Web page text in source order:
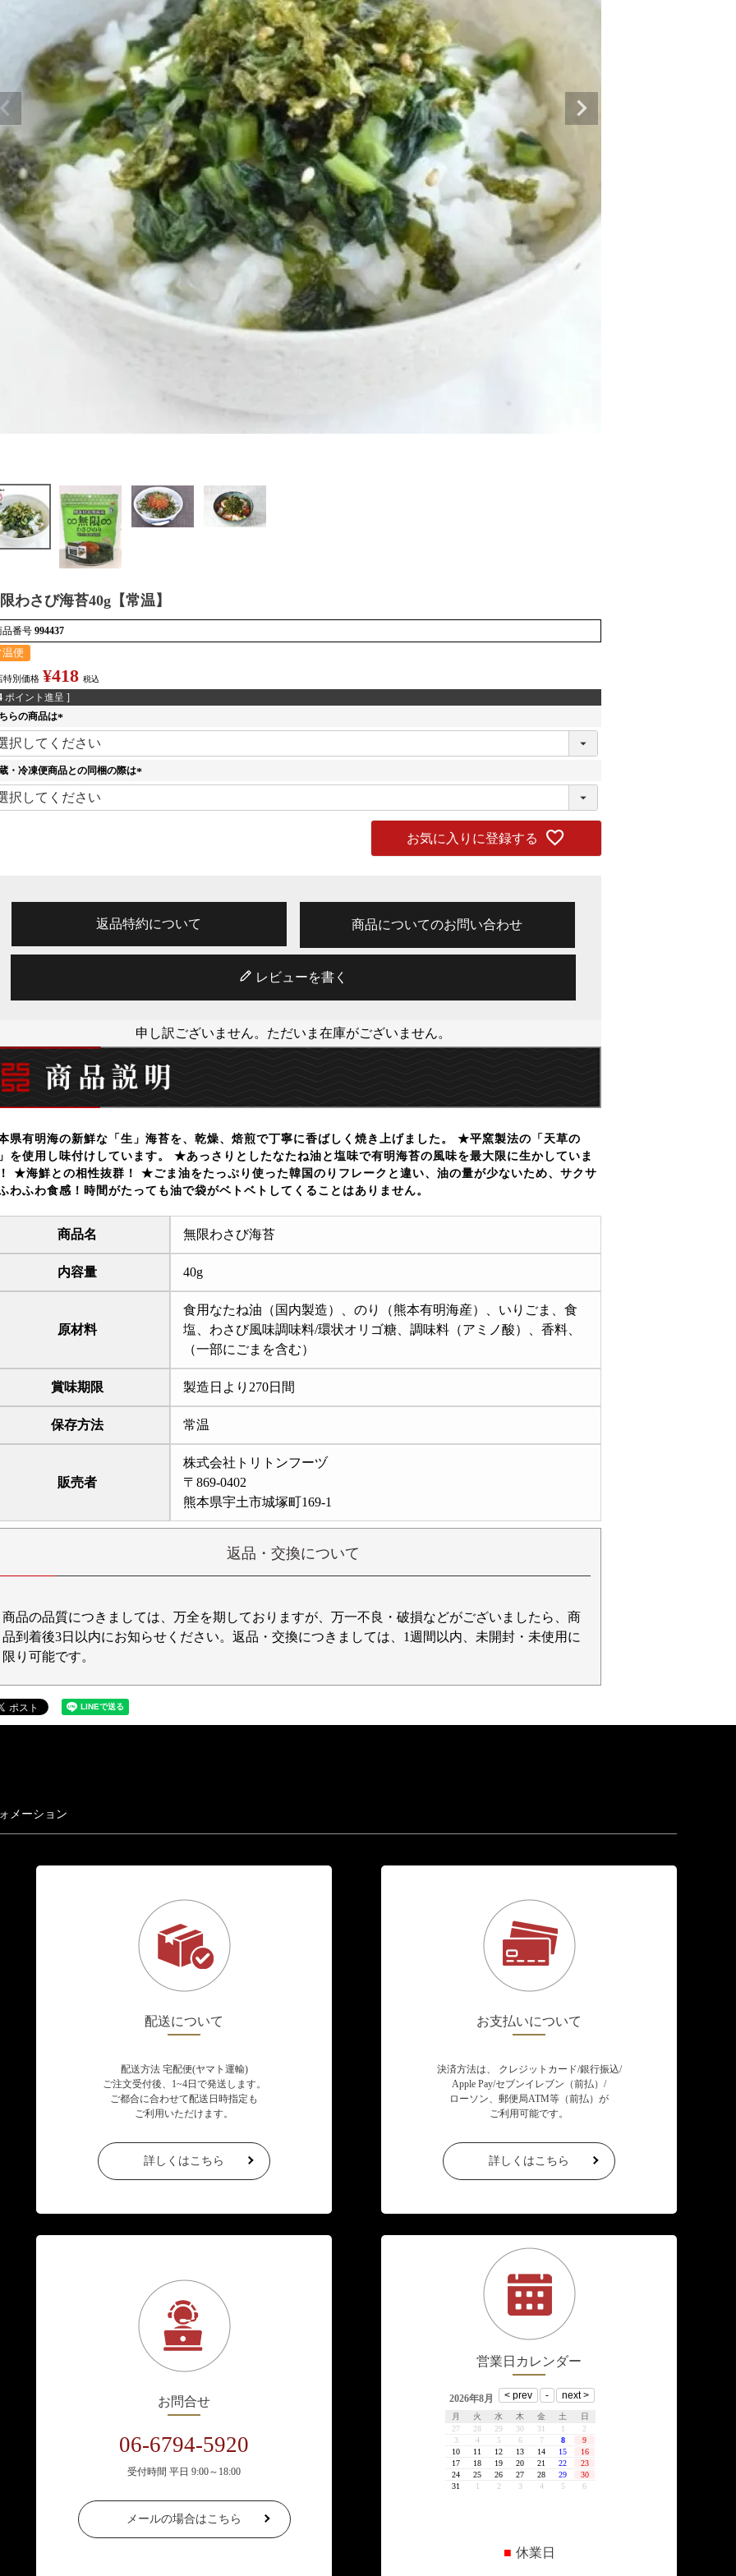
わさび海苔40g【常温】
品番号 994437
温便
特別価格 ¥418 税込
ポイント進呈 ]
らの商品は
(
必
須
)
・冷凍便商品との同梱の際は
(
お気に入りに登録する
返品特約について 商品についてのお問い合わせ
レビューを書く
申し訳ございません。ただいま在庫がございません。
県有明海の新鮮な「生」海苔を、乾燥、焙煎で丁寧に香ばしく焼き上げました。 ★平窯製法の「天草の
を使用し味付けしています。 ★あっさりとしたなたね油と塩味で有明海苔の風味を最大限に生かしていま
★海鮮との相性抜群！ ★ごま油をたっぷり使った韓国のりフレークと違い、油の量が少ないため、サクサ
わふわ食感！時間がたっても油で袋がベトベトしてくることはありません。
商品名 無限わさび海苔
内容量 40g
原材料
食用なたね油（国内製造）、のり（熊本有明海産）、いりごま、食
塩、わさび風味調味料/環状オリゴ糖、調味料（アミノ酸）、香料、
（一部にごまを含む）
賞味期限 製造日より270日間
保存方法 常温
販売者
株式会社トリトンフーヅ
〒869-0402
熊本県宇土市城塚町169-1
返品・交換について
商品の品質につきましては、万全を期しておりますが、万一不良・破損などがございましたら、商
品到着後3日以内にお知らせください。返品・交換につきましては、1週間以内、未開封・未使用に
限り可能です。
メーション
配送について
配送方法 宅配便(ヤマト運輸)
ご注文受付後、1~4日で発送します。
ご都合に合わせて配送日時指定も
ご利用いただけます。
詳しくはこちら
お支払いについて
決済方法は、 クレジットカード/銀行振込/
Apple Pay/セブンイレブン（前払）/
ローソン、郵便局ATM等（前払）が
ご利用可能です。
詳しくはこちら
お問合せ
06-6794-5920
受付時間 平日 9:00～18:00
メールの場合はこちら
営業日カレンダー
■ 休業日